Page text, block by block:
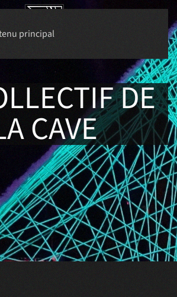
principal
DE
CAVE